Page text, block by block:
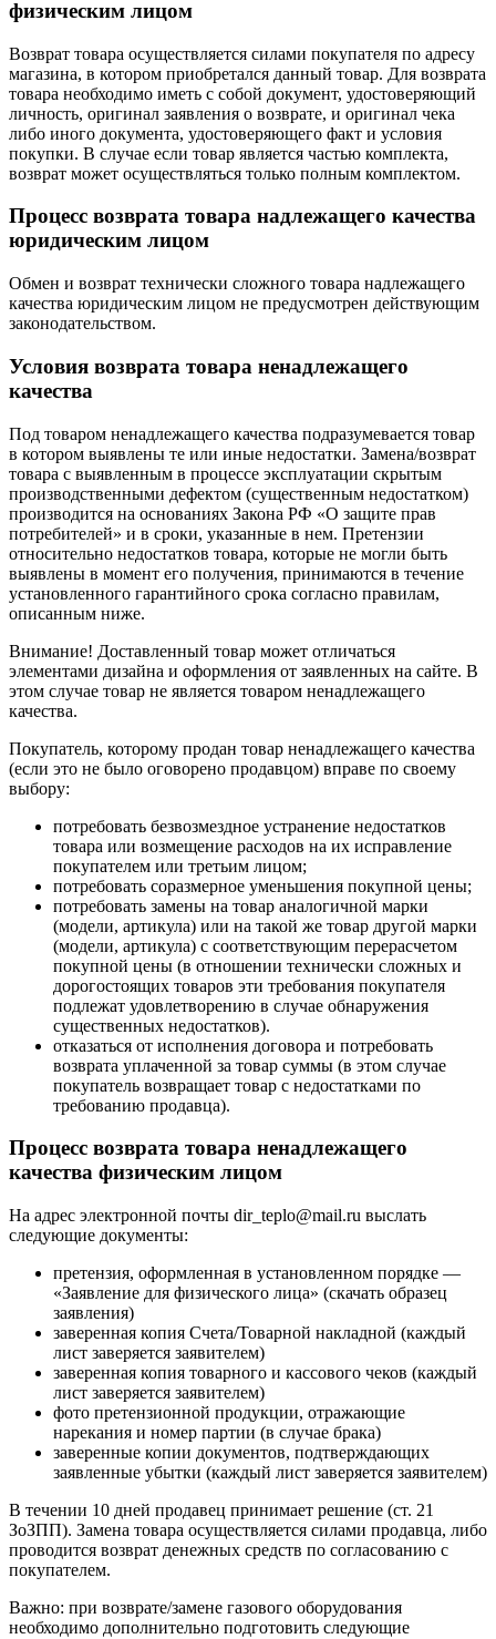
физическим лицом
Возврат товара осуществляется силами покупателя по адресу
магазина, в котором приобретался данный товар. Для возврата
товара необходимо иметь с собой документ, удостоверяющий
личность, оригинал заявления о возврате, и оригинал чека
либо иного документа, удостоверяющего факт и условия
покупки. В случае если товар является частью комплекта,
возврат может осуществляться только полным комплектом.
Процесс возврата товара надлежащего качества
юридическим лицом
Обмен и возврат технически сложного товара надлежащего
качества юридическим лицом не предусмотрен действующим
законодательством.
Условия возврата товара ненадлежащего
качества
Под товаром ненадлежащего качества подразумевается товар
в котором выявлены те или иные недостатки. Замена/возврат
товара с выявленным в процессе эксплуатации скрытым
производственными дефектом (существенным недостатком)
производится на основаниях Закона РФ «О защите прав
потребителей» и в сроки, указанные в нем. Претензии
относительно недостатков товара, которые не могли быть
выявлены в момент его получения, принимаются в течение
установленного гарантийного срока согласно правилам,
описанным ниже.
Внимание! Доставленный товар может отличаться
элементами дизайна и оформления от заявленных на сайте. В
этом случае товар не является товаром ненадлежащего
качества.
Покупатель, которому продан товар ненадлежащего качества
(если это не было оговорено продавцом) вправе по своему
выбору:
потребовать безвозмездное устранение недостатков
товара или возмещение расходов на их исправление
покупателем или третьим лицом;
потребовать соразмерное уменьшения покупной цены;
потребовать замены на товар аналогичной марки
(модели, артикула) или на такой же товар другой марки
(модели, артикула) с соответствующим перерасчетом
покупной цены (в отношении технически сложных и
дорогостоящих товаров эти требования покупателя
подлежат удовлетворению в случае обнаружения
существенных недостатков).
отказаться от исполнения договора и потребовать
возврата уплаченной за товар суммы (в этом случае
покупатель возвращает товар с недостатками по
требованию продавца).
Процесс возврата товара ненадлежащего
качества физическим лицом
На адрес электронной почты dir_teplo@mail.ru выслать
следующие документы:
претензия, оформленная в установленном порядке —
«Заявление для физического лица» (скачать образец
заявления)
заверенная копия Счета/Товарной накладной (каждый
лист заверяется заявителем)
заверенная копия товарного и кассового чеков (каждый
лист заверяется заявителем)
фото претензионной продукции, отражающие
нарекания и номер партии (в случае брака)
заверенные копии документов, подтверждающих
заявленные убытки (каждый лист заверяется заявителем)
В течении 10 дней продавец принимает решение (ст. 21
ЗоЗПП). Замена товара осуществляется силами продавца, либо
проводится возврат денежных средств по согласованию с
покупателем.
Важно: при возврате/замене газового оборудования
необходимо дополнительно подготовить следующие